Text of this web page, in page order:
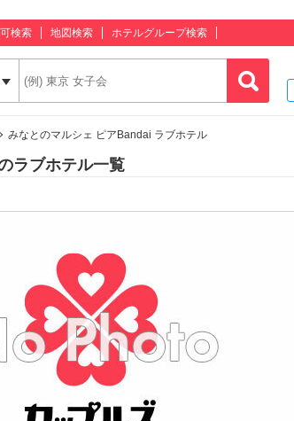
検索 地図検索 ホテルグループ検索
みなとのマルシェ ピアBandai ラブホテル
ラブホテル一覧